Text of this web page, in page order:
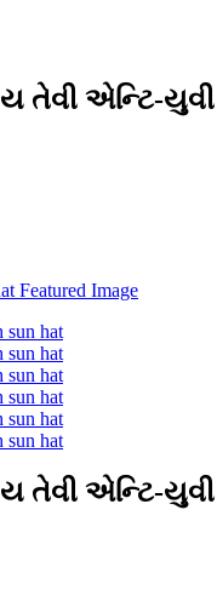
તેવી
તેવી